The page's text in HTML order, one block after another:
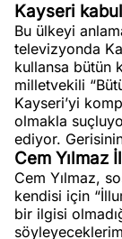
Kayseri
Bu ülkeyi
televizyonda
kullansa bütün
milletvekili
Kayseri’yi
olmakla
ediyor.
Cem Yılmaz
Cem Yılmaz,
kendisi için
bir ilgisi
söyleyeceklerim